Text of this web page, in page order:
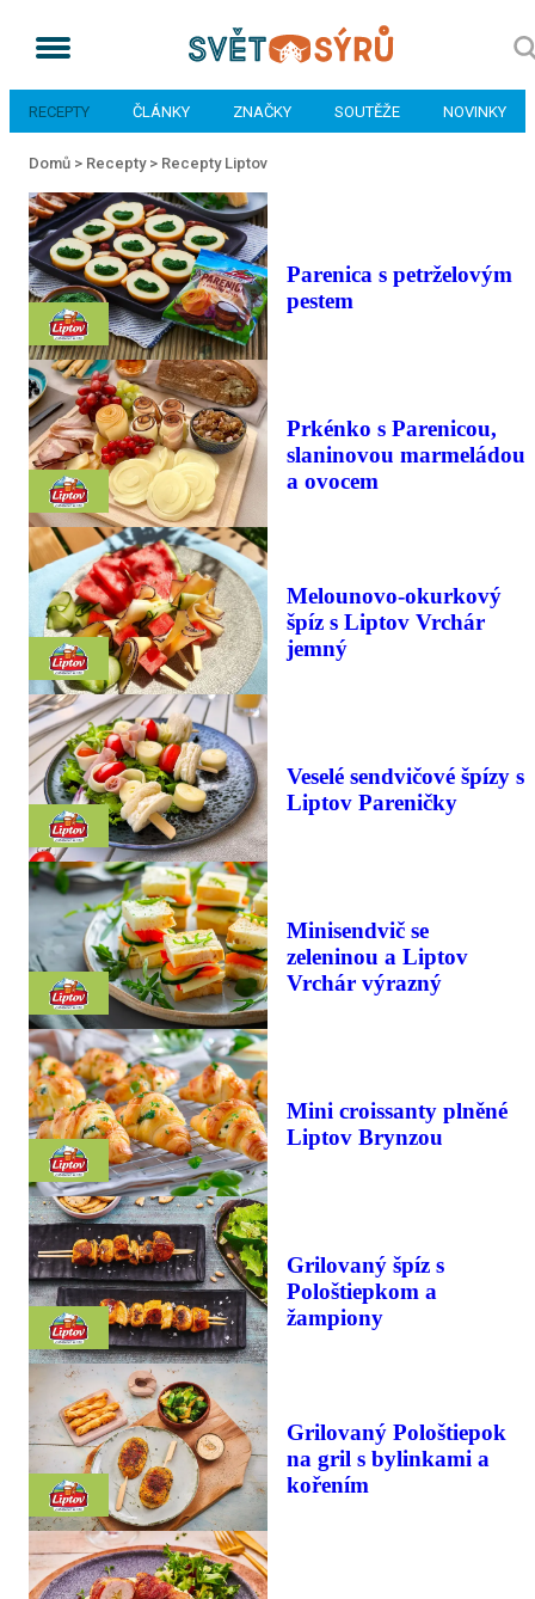
RECEPTY ČLÁNKY ZNAČKY SOUTĚŽE NOVINKY
Domů > Recepty > Recepty Liptov
Parenica s petrželovým
pestem
Prkénko s Parenicou,
slaninovou marmeládou
a ovocem
Melounovo-okurkový
špíz s Liptov Vrchár
jemný
Veselé sendvičové špízy s
Liptov Pareničky
Minisendvič se
zeleninou a Liptov
Vrchár výrazný
Mini croissanty plněné
Liptov Brynzou
Grilovaný špíz s
Pološtiepkom a
žampiony
Grilovaný Pološtiepok
na gril s bylinkami a
kořením